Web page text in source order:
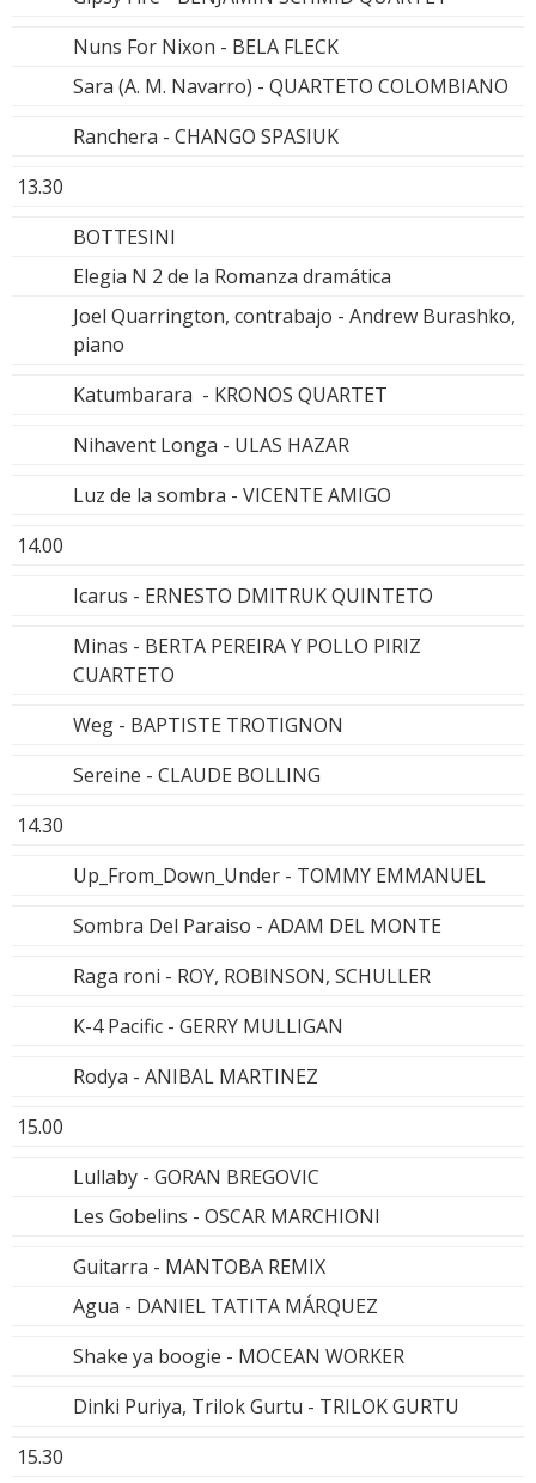
Nuns For Nixon - BELA FLECK
Sara (A. M. Navarro) - QUARTETO COLOMBIANO
Ranchera - CHANGO SPASIUK
13.30
BOTTESINI
Elegia N 2 de la Romanza dramática
Joel Quarrington, contrabajo - Andrew Burashko,
piano
Katumbarara - KRONOS QUARTET
Nihavent Longa - ULAS HAZAR
Luz de la sombra - VICENTE AMIGO
14.00
Icarus - ERNESTO DMITRUK QUINTETO
Minas - BERTA PEREIRA Y POLLO PIRIZ
CUARTETO
Weg - BAPTISTE TROTIGNON
Sereine - CLAUDE BOLLING
14.30
Up_From_Down_Under - TOMMY EMMANUEL
Sombra Del Paraiso - ADAM DEL MONTE
Raga roni - ROY, ROBINSON, SCHULLER
K-4 Pacific - GERRY MULLIGAN
Rodya - ANIBAL MARTINEZ
15.00
Lullaby - GORAN BREGOVIC
Les Gobelins - OSCAR MARCHIONI
Guitarra - MANTOBA REMIX
Agua - DANIEL TATITA MÁRQUEZ
Shake ya boogie - MOCEAN WORKER
Dinki Puriya, Trilok Gurtu - TRILOK GURTU
15.30